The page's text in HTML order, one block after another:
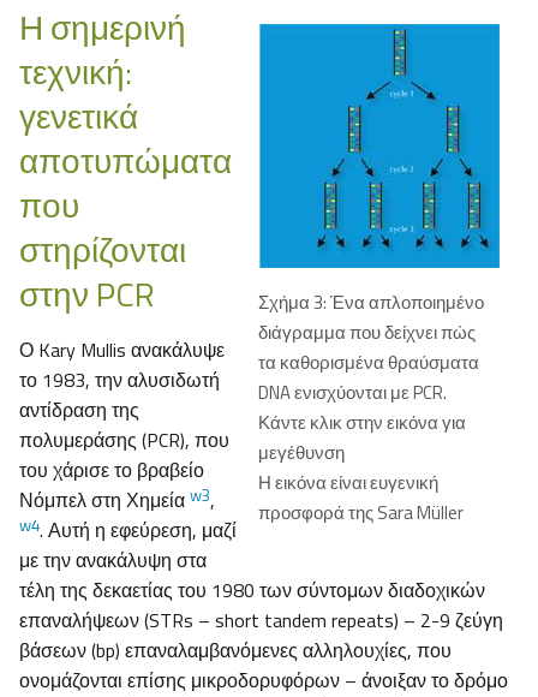
Σχήμα 3: Ένα απλοποιημένο
διάγραμμα που δείχνει πώς
τα καθορισμένα θραύσματα
DNA ενισχύονται με PCR.
Κάντε κλικ στην εικόνα για
μεγέθυνση
Η εικόνα είναι ευγενική
προσφορά της Sara Müller
Η σημερινή
τεχνική:
γενετικά
αποτυπώματα
που
στηρίζονται
στην PCR
Ο Kary Mullis ανακάλυψε
το 1983, την αλυσιδωτή
αντίδραση της
πολυμεράσης (PCR), που
του χάρισε το βραβείο
Νόμπελ στη Χημεία w3,
w4. Αυτή η εφεύρεση, μαζί
με την ανακάλυψη στα
τέλη της δεκαετίας του 1980 των σύντομων διαδοχικών
επαναλήψεων (STRs – short tandem repeats) – 2-9 ζεύγη
βάσεων (bp) επαναλαμβανόμενες αλληλουχίες, που
ονομάζονται επίσης μικροδορυφόρων – άνοιξαν το δρόμο